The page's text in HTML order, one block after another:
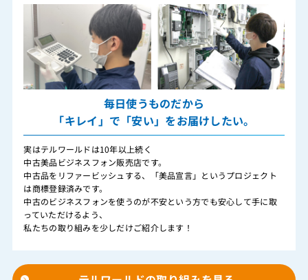
毎日使うものだから
「キレイ」で「安い」をお届けしたい。
実はテルワールドは10年以上続く
中古美品ビジネスフォン販売店です。
中古品をリファービッシュする、「美品宣言」というプロジェクト
は商標登録済みです。
中古のビジネスフォンを使うのが不安という方でも安心して手に取
っていただけるよう、
私たちの取り組みを少しだけご紹介します！